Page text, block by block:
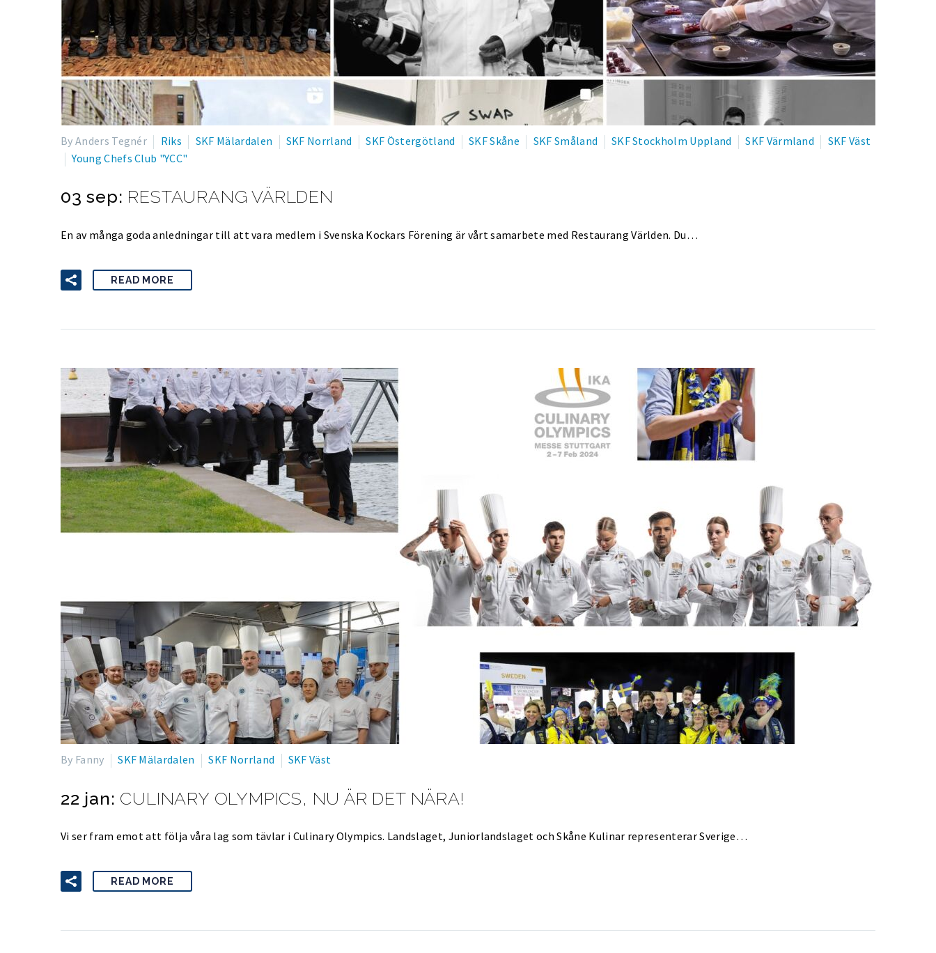
By Anders Tegnér Riks SKF Mälardalen SKF Norrland SKF Östergötland SKF Skåne SKF Småland SKF Stockholm Uppland SKF Värmland
SKF Väst
Young Chefs Club "YCC"
03 sep: RESTAURANG VÄRLDEN
En av många goda anledningar till att vara medlem i Svenska Kockars Förening är vårt samarbete med Restaurang Världen. Du…
READ MORE
By Fanny SKF Mälardalen SKF Norrland SKF Väst
22 jan: CULINARY OLYMPICS, NU ÄR DET NÄRA!
Vi ser fram emot att följa våra lag som tävlar i Culinary Olympics. Landslaget, Juniorlandslaget och Skåne Kulinar representerar Sverige…
READ MORE